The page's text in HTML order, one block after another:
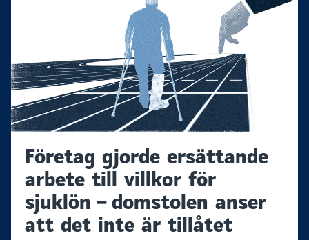
Företag gjorde ersättande
arbete till villkor för
sjuklön – domstolen anser
att det inte är tillåtet